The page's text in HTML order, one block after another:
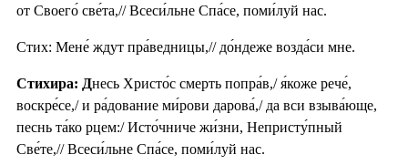
от Своего́ све́та,// Всеси́льне Спа́се, поми́луй нас.
Стих: Мене́ ждут пра́ведницы,// до́ндеже возда́си мне.
Стихира: Днесь Христо́с смерть попра́в,/ я́коже рече́,
воскре́се,/ и ра́дование ми́рови дарова́,/ да вси взыва́юще,
песнь та́ко рцем:/ Исто́чниче жи́зни, Непристу́пный
Све́те,// Всеси́льне Спа́се, поми́луй нас.